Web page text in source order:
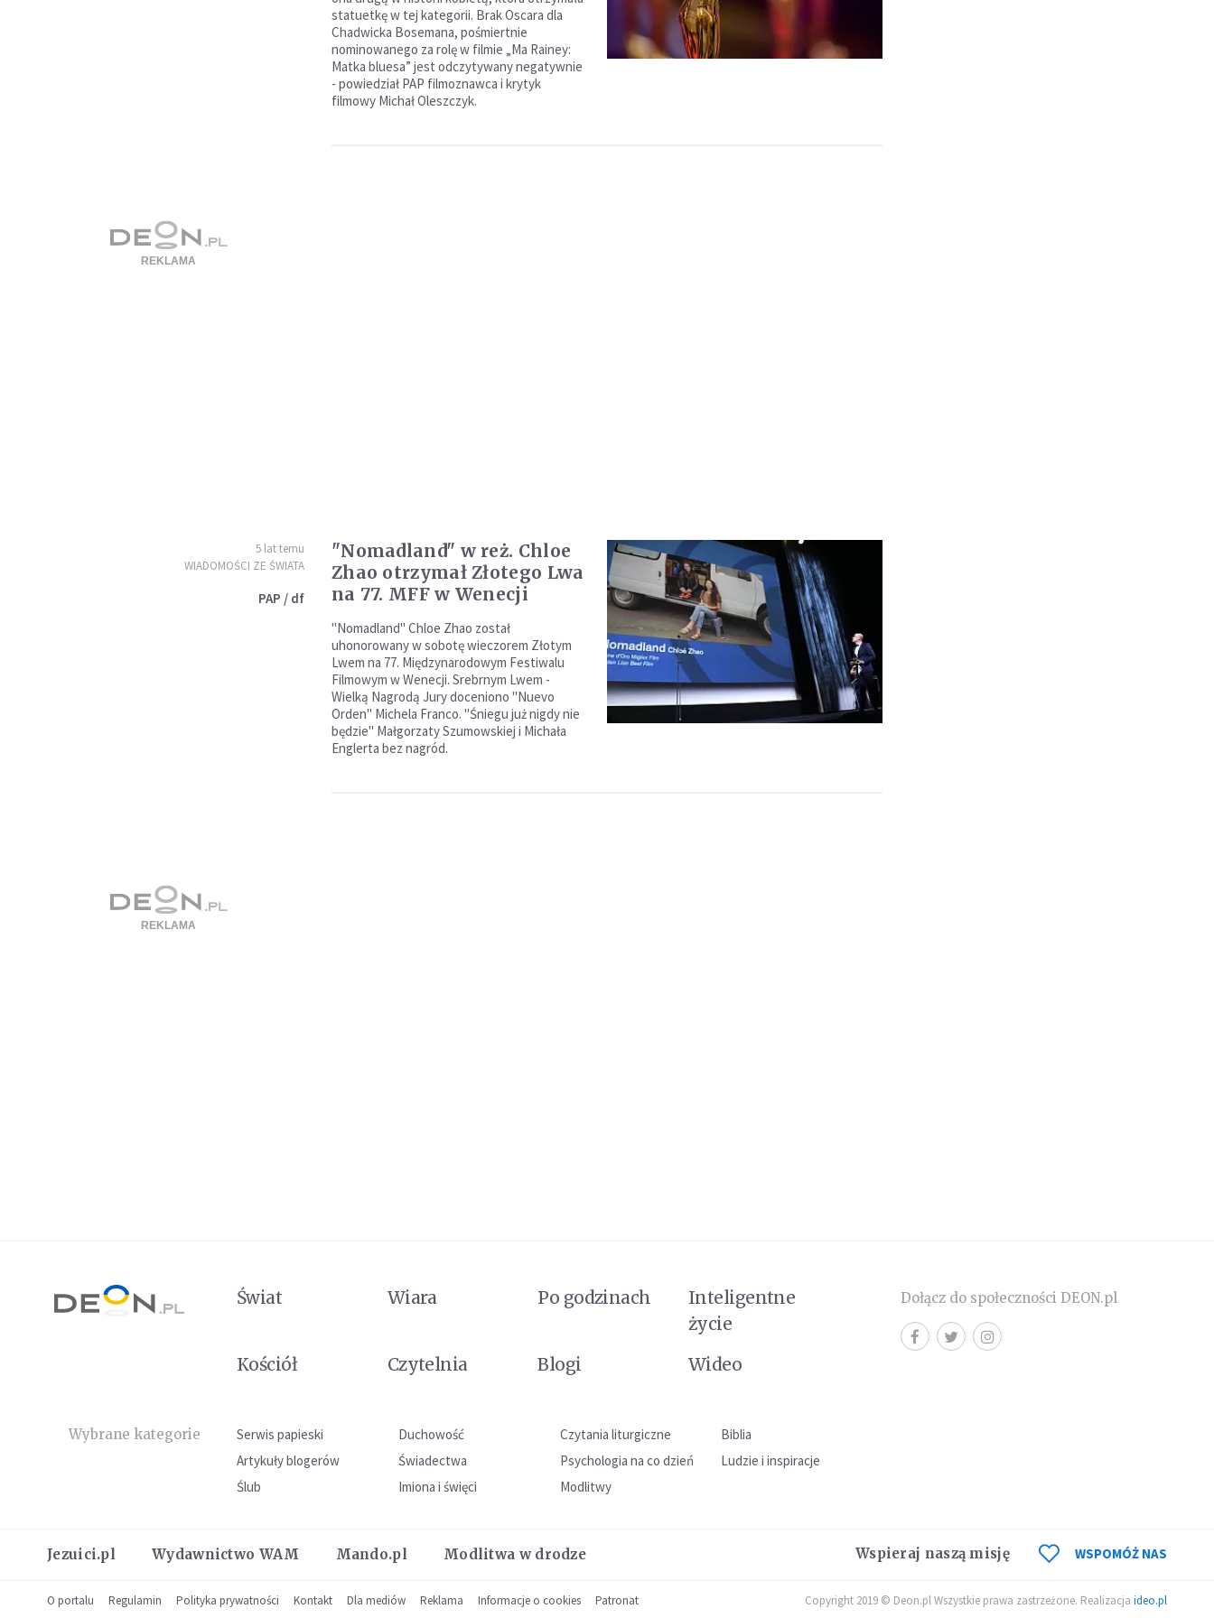
statuetkę w tej kategorii. Brak Oscara dla
Chadwicka Bosemana, pośmiertnie
nominowanego za rolę w filmie „Ma Rainey:
Matka bluesa” jest odczytywany negatywnie
- powiedział PAP filmoznawca i krytyk
filmowy Michał Oleszczyk.
5 lat temu
WIADOMOŚCI ZE ŚWIATA
PAP / df
"Nomadland" w reż. Chloe
Zhao otrzymał Złotego Lwa
na 77. MFF w Wenecji
"Nomadland" Chloe Zhao został
uhonorowany w sobotę wieczorem Złotym
Lwem na 77. Międzynarodowym Festiwalu
Filmowym w Wenecji. Srebrnym Lwem -
Wielką Nagrodą Jury doceniono "Nuevo
Orden" Michela Franco. "Śniegu już nigdy nie
będzie" Małgorzaty Szumowskiej i Michała
Englerta bez nagród.
Świat Wiara Po godzinach
Inteligentne
życie
Kościół
Czytelnia Blogi Wideo
Wybrane kategorie Serwis papieski Duchowość Czytania liturgiczne
Biblia
Artykuły blogerów
Świadectwa Psychologia na co dzień
Ludzie i inspiracje
Ślub
Imiona i święci Modlitwy
Dołącz do społeczności DEON.pl
Jezuici.pl Wydawnictwo WAM Mando.pl Modlitwa w drodze Wspieraj naszą misję WSPOMÓŻ NAS
O portalu Regulamin Polityka prywatności Kontakt Dla mediów Reklama Informacje o cookies Patronat Copyright 2019 © Deon.pl Wszystkie prawa zastrzeżone. Realizacja ideo.pl